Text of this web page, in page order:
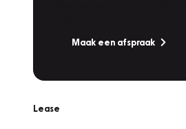
Maak een afspraak
Lease